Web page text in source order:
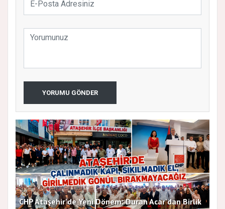
YORUMU GÖNDER
CHP Ataşehir’de Yeni Dönem: Duran Acar’dan Birlik